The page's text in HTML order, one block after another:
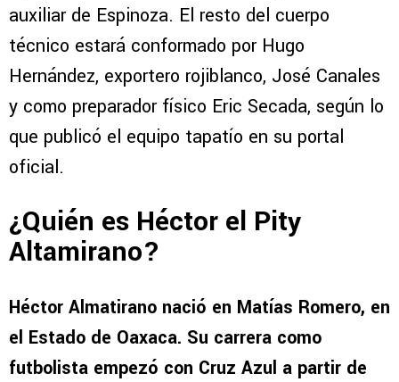
auxiliar de Espinoza. El resto del cuerpo
técnico estará conformado por Hugo
Hernández, exportero rojiblanco, José Canales
y como preparador físico Eric Secada, según lo
que publicó el equipo tapatío en su portal
oficial.
¿Quién es Héctor el Pity
Altamirano?
Héctor Almatirano nació en Matías Romero, en
el Estado de Oaxaca. Su carrera como
futbolista empezó con Cruz Azul a partir de